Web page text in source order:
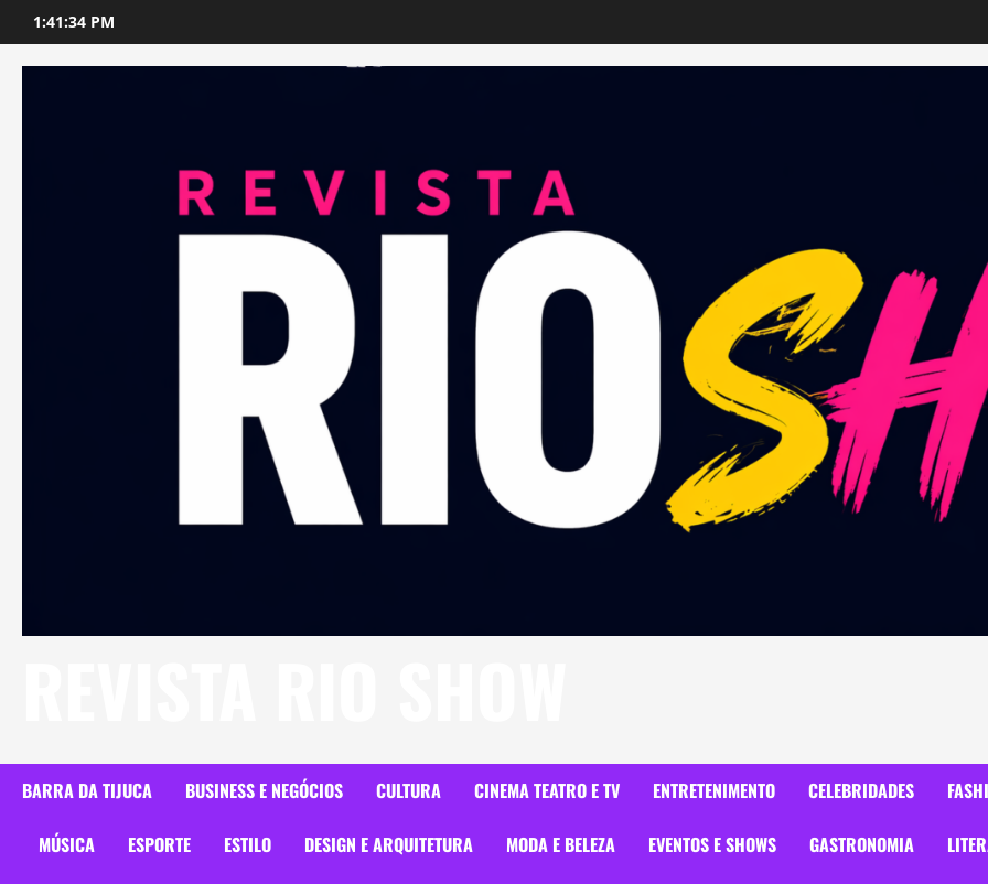
to
content
1:41:36 PM
BARRA DA TIJUCA BUSINESS E NEGÓCIOS CULTURA CINEMA TEATRO E TV ENTRETENIMENTO CELEBRIDADES
MÚSICA ESPORTE ESTILO DESIGN E ARQUITETURA MODA E BELEZA EVENTOS E SHOWS GASTRONOMIA